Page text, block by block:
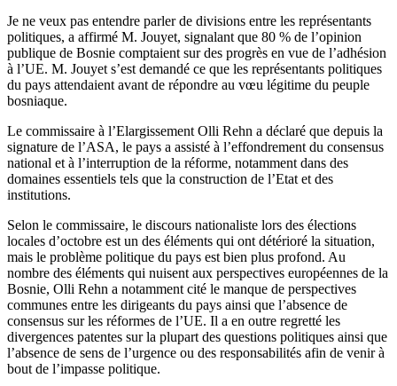
Je ne veux pas entendre parler de divisions entre les représentants
politiques, a affirmé M. Jouyet, signalant que 80 % de l’opinion
publique de Bosnie comptaient sur des progrès en vue de l’adhésion
à l’UE. M. Jouyet s’est demandé ce que les représentants politiques
du pays attendaient avant de répondre au vœu légitime du peuple
bosniaque.
Le commissaire à l’Elargissement Olli Rehn a déclaré que depuis la
signature de l’ASA, le pays a assisté à l’effondrement du consensus
national et à l’interruption de la réforme, notamment dans des
domaines essentiels tels que la construction de l’Etat et des
institutions.
Selon le commissaire, le discours nationaliste lors des élections
locales d’octobre est un des éléments qui ont détérioré la situation,
mais le problème politique du pays est bien plus profond. Au
nombre des éléments qui nuisent aux perspectives européennes de la
Bosnie, Olli Rehn a notamment cité le manque de perspectives
communes entre les dirigeants du pays ainsi que l’absence de
consensus sur les réformes de l’UE. Il a en outre regretté les
divergences patentes sur la plupart des questions politiques ainsi que
l’absence de sens de l’urgence ou des responsabilités afin de venir à
bout de l’impasse politique.